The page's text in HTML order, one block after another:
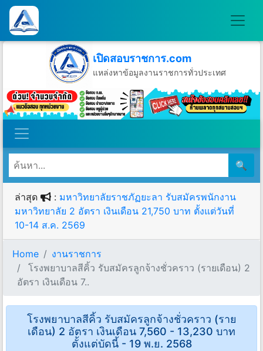
เปิดสอบราชการ.com
แหล่งหาข้อมูลงานราชการทั่วประเทศ
วันพฤหัสบดีที่ 6 เดือนสิงหาคม พ.ศ.2569
🔍
ล่าสุด : มหาวิทยาลัยราชภัฏยะลา รับสมัครพนักงาน
มหาวิทยาลัย 2 อัตรา เงินเดือน 21,750 บาท ตั้งแต่วันที่
10-14 ส.ค. 2569
Home
งานราชการ
โรงพยาบาลสีคิ้ว รับสมัครลูกจ้างชั่วคราว (รายเดือน) 2
อัตรา เงินเดือน 7..
โรงพยาบาลสีคิ้ว รับสมัครลูกจ้างชั่วคราว (ราย
เดือน) 2 อัตรา เงินเดือน 7,560 - 13,230 บาท
ตั้งแต่บัดนี้ - 19 พ.ย. 2568